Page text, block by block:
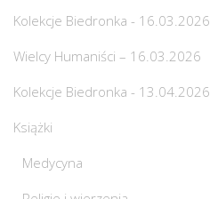
Kolekcje Biedronka - 16.03.2026
Wielcy Humaniści – 16.03.2026
Kolekcje Biedronka - 13.04.2026
Książki
Medycyna